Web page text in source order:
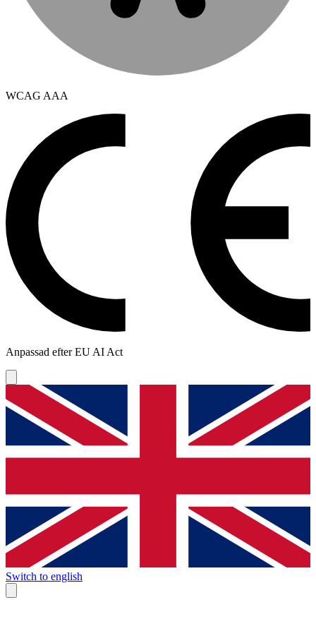
WCAG AAA
Anpassad efter EU AI Act
Switch to english